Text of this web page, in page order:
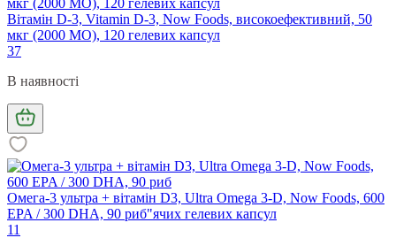
Вітамін D-3, Vitamin D-3, Now Foods, високоефективний, 50
мкг (2000 МО), 120 гелевих капсул
37
В наявності
Омега-3 ультра + вітамін D3, Ultra Omega 3-D, Now Foods, 600
EPA / 300 DHA, 90 риб"ячих гелевих капсул
11